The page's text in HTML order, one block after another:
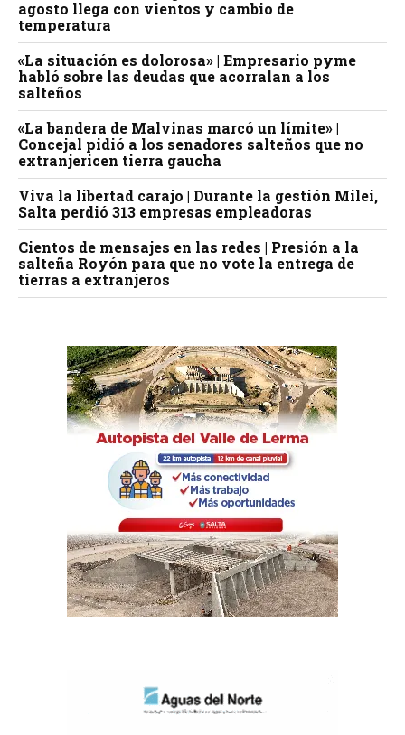
agosto llega con vientos y cambio de
temperatura
«La situación es dolorosa» | Empresario pyme
habló sobre las deudas que acorralan a los
salteños
«La bandera de Malvinas marcó un límite» |
Concejal pidió a los senadores salteños que no
extranjericen tierra gaucha
Viva la libertad carajo | Durante la gestión Milei,
Salta perdió 313 empresas empleadoras
Cientos de mensajes en las redes | Presión a la
salteña Royón para que no vote la entrega de
tierras a extranjeros